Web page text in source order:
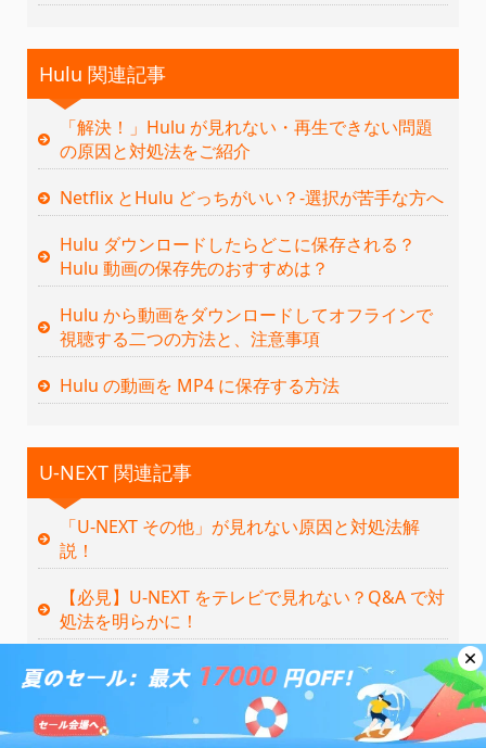
Hulu 関連記事
「解決！」Hulu が見れない・再生できない問題
の原因と対処法をご紹介
Netflix とHulu どっちがいい？‐選択が苦手な方へ
Hulu ダウンロードしたらどこに保存される？
Hulu 動画の保存先のおすすめは？
Hulu から動画をダウンロードしてオフラインで
視聴する二つの方法と、注意事項
Hulu の動画を MP4 に保存する方法
U-NEXT 関連記事
「U-NEXT その他」が見れない原因と対処法解
説！
【必見】U-NEXT をテレビで見れない？Q&A で対
処法を明らかに！
U-NEXT がエラーで見れない？再生できない原
因・対処法を完全に解説！
U-NEXT でログインできない問題、ウェブサイト